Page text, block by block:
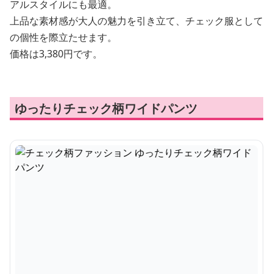
アルスタイルにも最適。
上品な素材感が大人の魅力を引き立て、チェック服として
の個性を際立たせます。
価格は3,380円です。
ゆったりチェック柄ワイドパンツ